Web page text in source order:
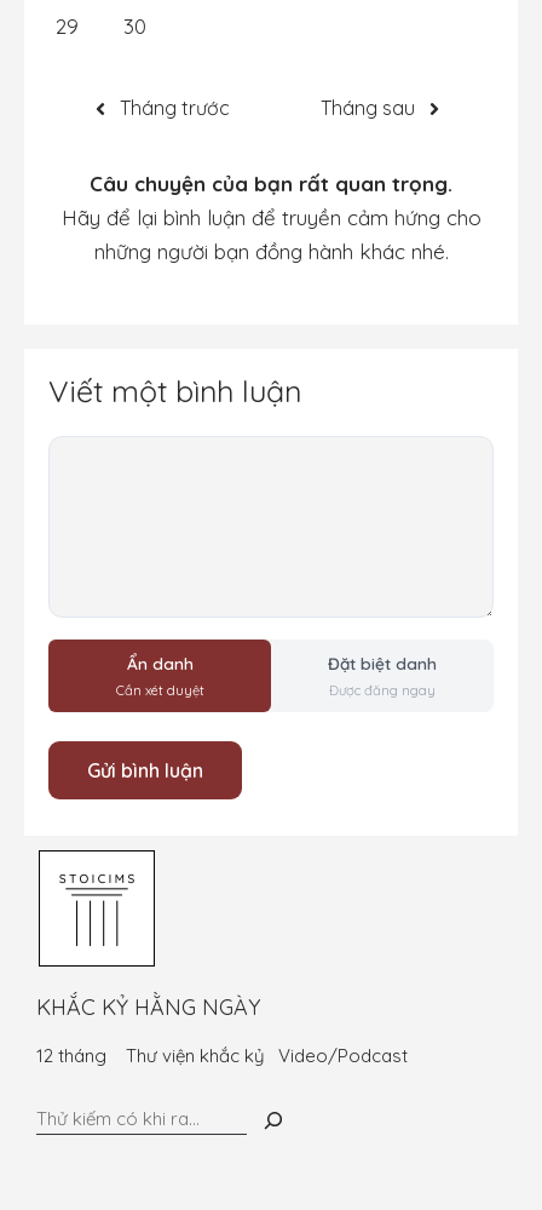
29 30
Tháng trước Tháng sau
Câu chuyện của bạn rất quan trọng.
Hãy để lại bình luận để truyền cảm hứng cho
những người bạn đồng hành khác nhé.
Viết một bình luận
Bình
Ẩn danh
Cần xét duyệt
Đặt biệt danh
Được đăng ngay
KHẮC KỶ HẰNG NGÀY
12 tháng Thư viện khắc kỷ Video/Podcast
Tìm